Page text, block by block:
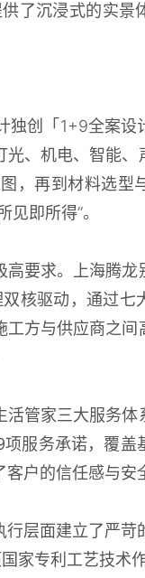
了沉浸式的实景
独创「1+9全案设
、机电、智能、
，再到材料选型
即所得”。
要求。上海腾龙
核驱动，通过七
方与供应商之
管家三大服务
项服务承诺，覆盖
户的信任感与安
层面建立了严苛
家专利工艺技术